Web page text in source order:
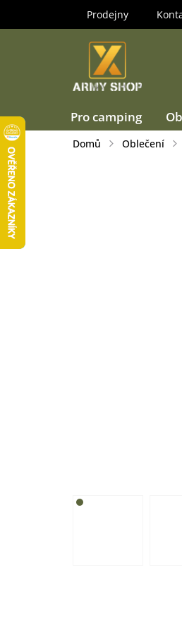
Prodejny
Pro camping
Domů Oblečení